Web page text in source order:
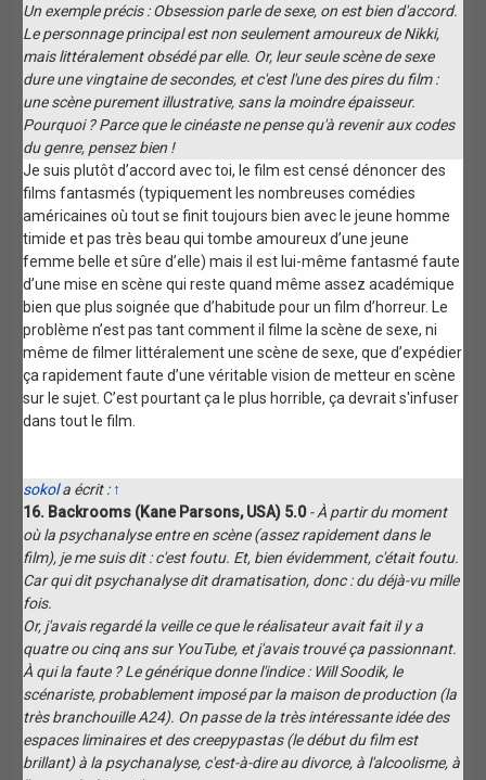
Un exemple précis : Obsession parle de sexe, on est bien d'accord.
Le personnage principal est non seulement amoureux de Nikki,
mais littéralement obsédé par elle. Or, leur seule scène de sexe
dure une vingtaine de secondes, et c'est l'une des pires du film :
une scène purement illustrative, sans la moindre épaisseur.
Pourquoi ? Parce que le cinéaste ne pense qu'à revenir aux codes
du genre, pensez bien !
Je suis plutôt d’accord avec toi, le film est censé dénoncer des
films fantasmés (typiquement les nombreuses comédies
américaines où tout se finit toujours bien avec le jeune homme
timide et pas très beau qui tombe amoureux d’une jeune
femme belle et sûre d’elle) mais il est lui-même fantasmé faute
d’une mise en scène qui reste quand même assez académique
bien que plus soignée que d’habitude pour un film d’horreur. Le
problème n’est pas tant comment il filme la scène de sexe, ni
même de filmer littéralement une scène de sexe, que d’expédier
ça rapidement faute d’une véritable vision de metteur en scène
sur le sujet. C’est pourtant ça le plus horrible, ça devrait s'infuser
dans tout le film.
sokola écrit : ↑
16. Backrooms (Kane Parsons, USA) 5.0 - À partir du moment
où la psychanalyse entre en scène (assez rapidement dans le
film), je me suis dit : c'est foutu. Et, bien évidemment, c'était foutu.
Car qui dit psychanalyse dit dramatisation, donc : du déjà-vu mille
fois.
Or, j'avais regardé la veille ce que le réalisateur avait fait il y a
quatre ou cinq ans sur YouTube, et j'avais trouvé ça passionnant.
À qui la faute ? Le générique donne l'indice : Will Soodik, le
scénariste, probablement imposé par la maison de production (la
très branchouille A24). On passe de la très intéressante idée des
espaces liminaires et des creepypastas (le début du film est
brillant) à la psychanalyse, c'est-à-dire au divorce, à l'alcoolisme, à